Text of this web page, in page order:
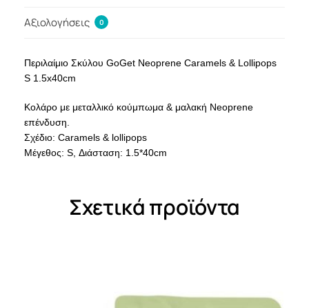
Αξιολογήσεις 0
Περιλαίμιο Σκύλου GoGet Neoprene Caramels & Lollipops
S 1.5x40cm
Κολάρο με μεταλλικό κούμπωμα & μαλακή Neoprene
επένδυση.
Σχέδιο: Caramels & lollipops
Μέγεθος: S, Διάσταση: 1.5*40cm
Σχετικά προϊόντα